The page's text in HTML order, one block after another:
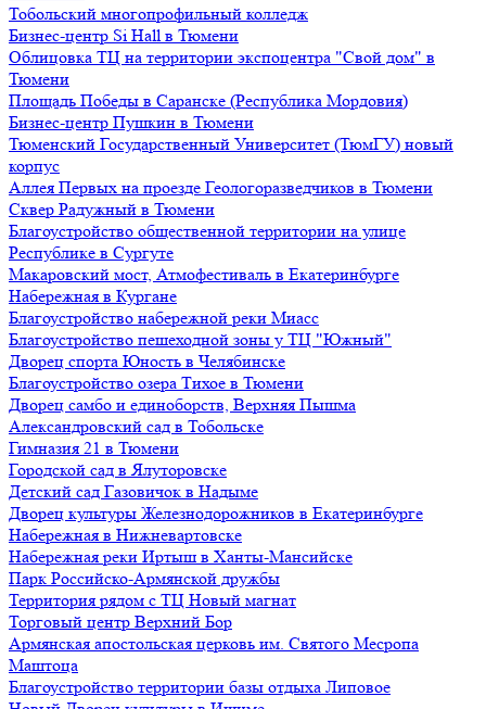
Тобольский многопрофильный колледж
Бизнес-центр Si Hall в Тюмени
Облицовка ТЦ на территории экспоцентра "Свой дом" в
Тюмени
Площадь Победы в Саранске (Республика Мордовия)
Бизнес-центр Пушкин в Тюмени
Тюменский Государственный Университет (ТюмГУ) новый
корпус
Аллея Первых на проезде Геологоразведчиков в Тюмени
Сквер Радужный в Тюмени
Благоустройство общественной территории на улице
Республике в Сургуте
Макаровский мост, Атмофестиваль в Екатеринбурге
Набережная в Кургане
Благоустройство набережной реки Миасс
Благоустройство пешеходной зоны у ТЦ "Южный"
Дворец спорта Юность в Челябинске
Благоустройство озера Тихое в Тюмени
Дворец самбо и единоборств, Верхняя Пышма
Александровский сад в Тобольске
Гимназия 21 в Тюмени
Городской сад в Ялуторовске
Детский сад Газовичок в Надыме
Дворец культуры Железнодорожников в Екатеринбурге
Набережная в Нижневартовске
Набережная реки Иртыш в Ханты-Мансийске
Парк Российско-Армянской дружбы
Территория рядом с ТЦ Новый магнат
Торговый центр Верхний Бор
Армянская апостольская церковь им. Святого Месропа
Маштоца
Благоустройство территории базы отдыха Липовое